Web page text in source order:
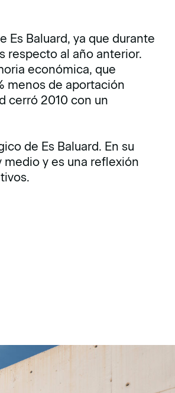
Es Baluard, ya que durante
respecto al año anterior.
económica, que
menos de aportación
cerró 2010 con un
de Es Baluard. En su
y es una reflexión